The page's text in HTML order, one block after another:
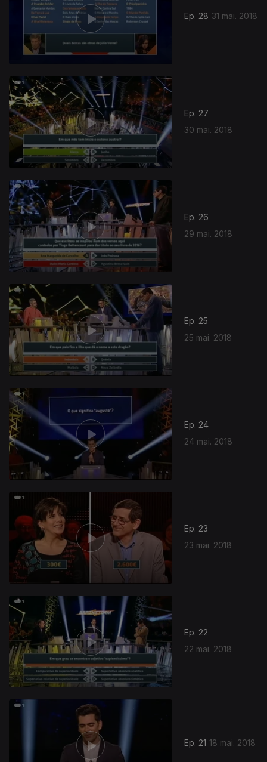
Ep. 28 31 mai. 2018
Ep. 27
30 mai. 2018
Ep. 26
29 mai. 2018
Ep. 25
25 mai. 2018
Ep. 24
24 mai. 2018
Ep. 23
23 mai. 2018
348022
Ep. 22
22 mai. 2018
Ep. 21 18 mai. 2018